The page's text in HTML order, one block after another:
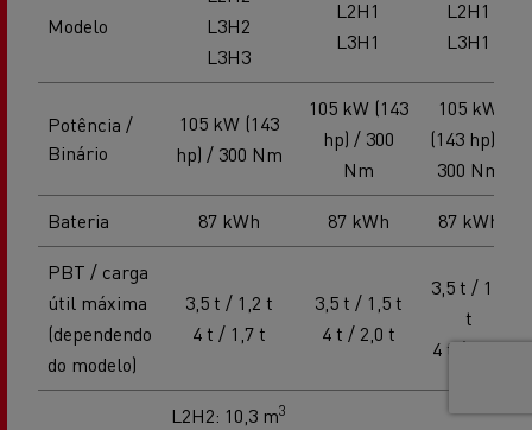
Modelo
L3H2
L3H3
L2H1
L3H1
L2H1
L3H1
Potência /
Binário
105 kW (143
hp) / 300 Nm
105 kW (143
hp) / 300
Nm
105 kW
(143 hp) /
300 Nm
Bateria 87 kWh 87 kWh 87 kWh
PBT / carga
útil máxima
(dependendo
do modelo)
3,5 t / 1,2 t
4 t / 1,7 t
3,5 t / 1,5 t
4 t / 2,0 t
3,5 t / 1,5
t
4 t / 1,5 t
L2H2: 10,3 m3